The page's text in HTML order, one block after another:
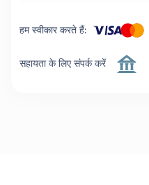
हम स्वीकार करते हैं:
सहायता के लिए संपर्क करें